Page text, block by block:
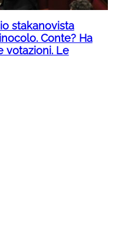
stakanovista
Conte? Ha
votazioni. Le